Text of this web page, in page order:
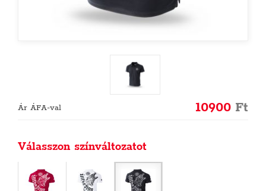
Ár ÁFA-val 10900 Ft
Válasszon színváltozatot